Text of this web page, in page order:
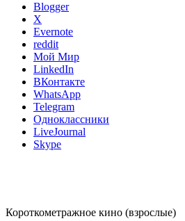
Blogger
X
Evernote
reddit
Мой Мир
LinkedIn
ВКонтакте
WhatsApp
Telegram
Одноклассники
LiveJournal
Skype
Короткометражное кино (взрослые)